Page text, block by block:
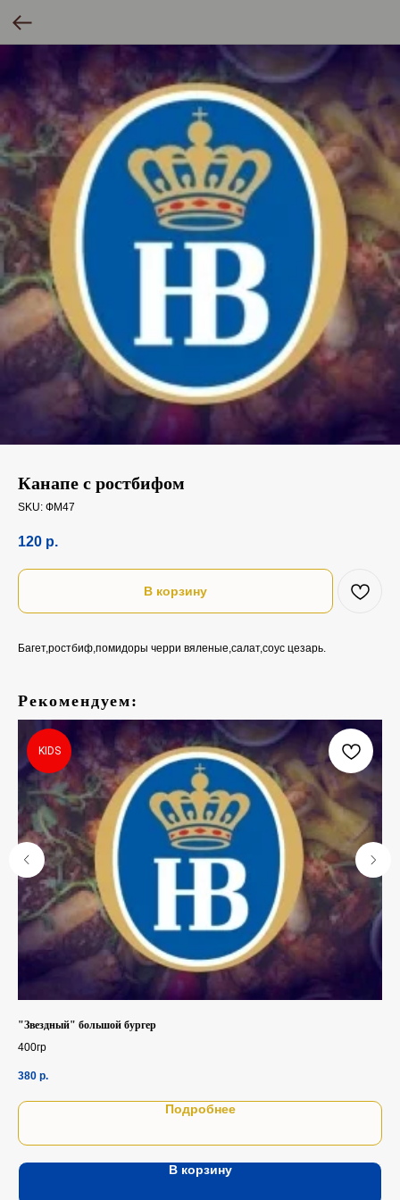
Канапе с ростбифом
SKU: ФМ47
120 р.
В корзину
Багет,ростбиф,помидоры черри вяленые,салат,соус цезарь.
Рекомендуем:
KIDS
"Звездный" большой бургер
400гр
380 р.
Подробнее
В корзину